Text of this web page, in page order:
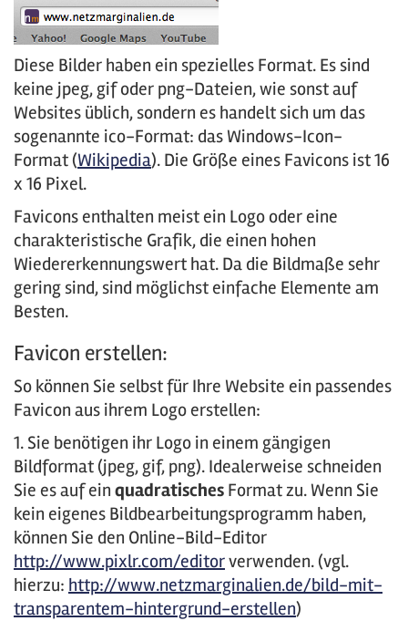
Diese Bilder haben ein spezielles Format. Es sind
keine jpeg, gif oder png-Dateien, wie sonst auf
Websites üblich, sondern es handelt sich um das
sogenannte ico-Format: das Windows-Icon-
Format (Wikipedia). Die Größe eines Favicons ist 16
x 16 Pixel.
Favicons enthalten meist ein Logo oder eine
charakteristische Grafik, die einen hohen
Wiedererkennungswert hat. Da die Bildmaße sehr
gering sind, sind möglichst einfache Elemente am
Besten.
Favicon erstellen:
So können Sie selbst für Ihre Website ein passendes
Favicon aus ihrem Logo erstellen:
1. Sie benötigen ihr Logo in einem gängigen
Bildformat (jpeg, gif, png). Idealerweise schneiden
Sie es auf ein quadratisches Format zu. Wenn Sie
kein eigenes Bildbearbeitungsprogramm haben,
können Sie den Online-Bild-Editor
http://www.pixlr.com/editorverwenden. (vgl.
hierzu: http://www.netzmarginalien.de/bild-mit-
transparentem-hintergrund-erstellen)